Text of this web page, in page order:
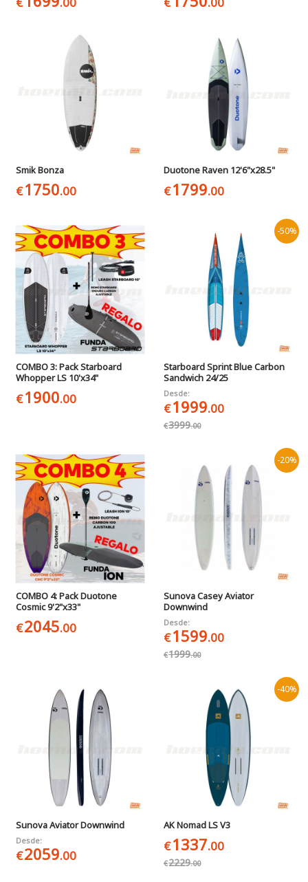
Smik Bonza
€1750.00
Duotone Raven 12'6"x28.5"
€1799.00
COMBO 3: Pack Starboard
Whopper LS 10'x34"
€1900.00
-50%
Starboard Sprint Blue Carbon
Sandwich 24/25
Desde:
€1999.00
€3999.00
COMBO 4: Pack Duotone
Cosmic 9'2"x33"
€2045.00
-20%
Sunova Casey Aviator
Downwind
Desde:
€1599.00
€1999.00
Sunova Aviator Downwind
Desde:
€2059.00
-40%
AK Nomad LS V3
€1337.00
€2229.00